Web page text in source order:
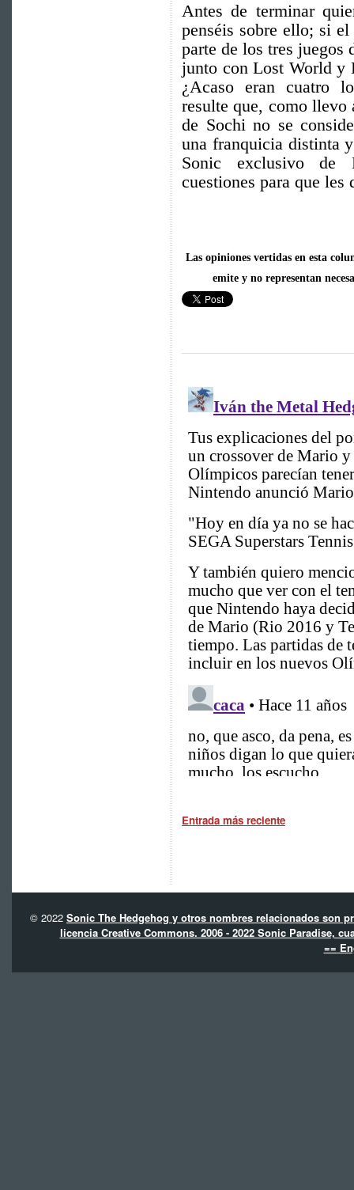
Antes de terminar
penséis sobre ello; si
parte de los tres juegos
junto con Lost World y
¿Acaso eran cuatro
resulte que, como
de Sochi no se
una franquicia distinta
Sonic exclusivo de
cuestiones para que les
Las opiniones vertidas en esta
emite y no representan
Entrada más reciente
© 2022 Sonic The Hedgehog y otros nombres relacionados son
licencia Creative Commons. 2006 - 2022 Sonic Paradise,
==